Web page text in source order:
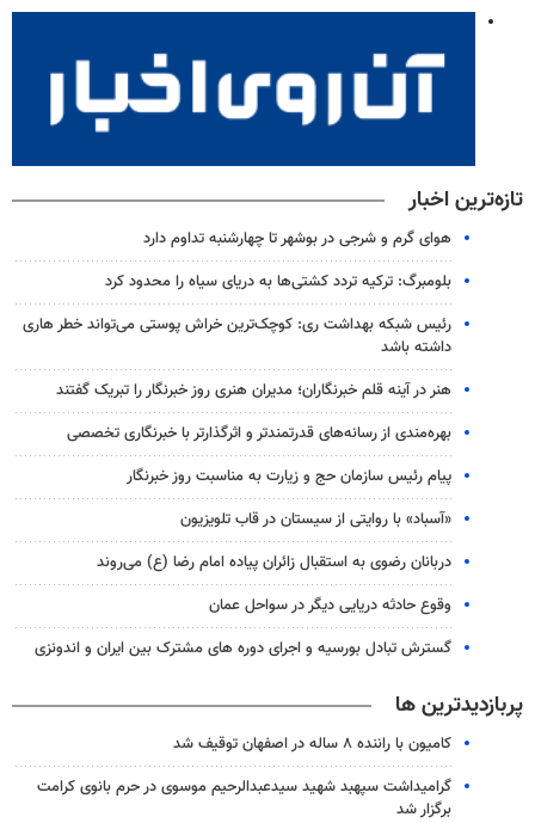
تازه‌ترین اخبار
هوای گرم و شرجی در بوشهر تا چهارشنبه تداوم دارد
بلومبرگ: ترکیه تردد کشتی‌ها به دریای سیاه را محدود کرد
رئیس شبکه بهداشت ری: کوچک‌ترین خراش پوستی می‌تواند خطر هاری
داشته باشد
هنر در آینه قلم خبرنگاران؛ مدیران هنری روز خبرنگار را تبریک گفتند
بهره‌مندی از رسانه‌های قدرتمندتر و اثرگذارتر با خبرنگاری تخصصی
پیام رئیس سازمان حج و زیارت به مناسبت روز خبرنگار
«آسباد» با روایتی از سیستان در قاب تلویزیون
دربانان رضوی به استقبال زائران پیاده امام رضا (ع) می‌روند
وقوع حادثه دریایی دیگر در سواحل عمان
گسترش تبادل بورسیه و اجرای دوره های مشترک بین ایران و اندونزی
پربازدیدترین ها
کامیون با راننده ۸ ساله در اصفهان توقیف شد
گرامیداشت سپهبد شهید سیدعبدالرحیم موسوی در حرم بانوی کرامت
برگزار شد